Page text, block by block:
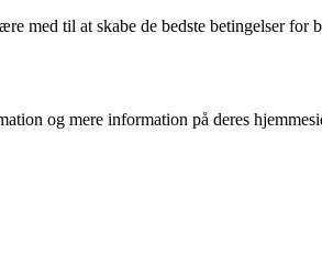
med til at skabe de bedste betingelser for
og mere information på deres